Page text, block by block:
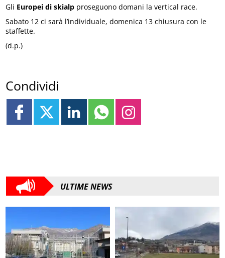
Gli Europei di skialp proseguono domani la vertical race.
Sabato 12 ci sarà l’individuale, domenica 13 chiusura con le
staffette.
(d.p.)
Condividi
ULTIME NEWS